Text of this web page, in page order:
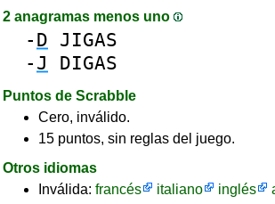
2 anagramas menos uno
- D JIGAS
- J DIGAS
Puntos de Scrabble
Cero, inválido.
15 puntos, sin reglas del juego.
Otros idiomas
Inválida: francés italiano inglés